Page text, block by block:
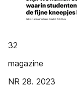
32
magazine
NR 28. 2023